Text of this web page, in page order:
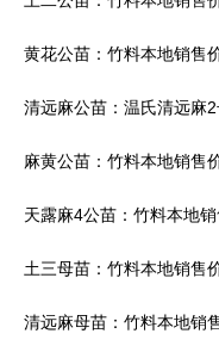
黄花公苗：竹料本地销售
清远麻公苗：温氏清远麻
麻黄公苗：竹料本地销售
天露麻4公苗：竹料本地销
土三母苗：竹料本地销售
清远麻母苗：竹料本地销